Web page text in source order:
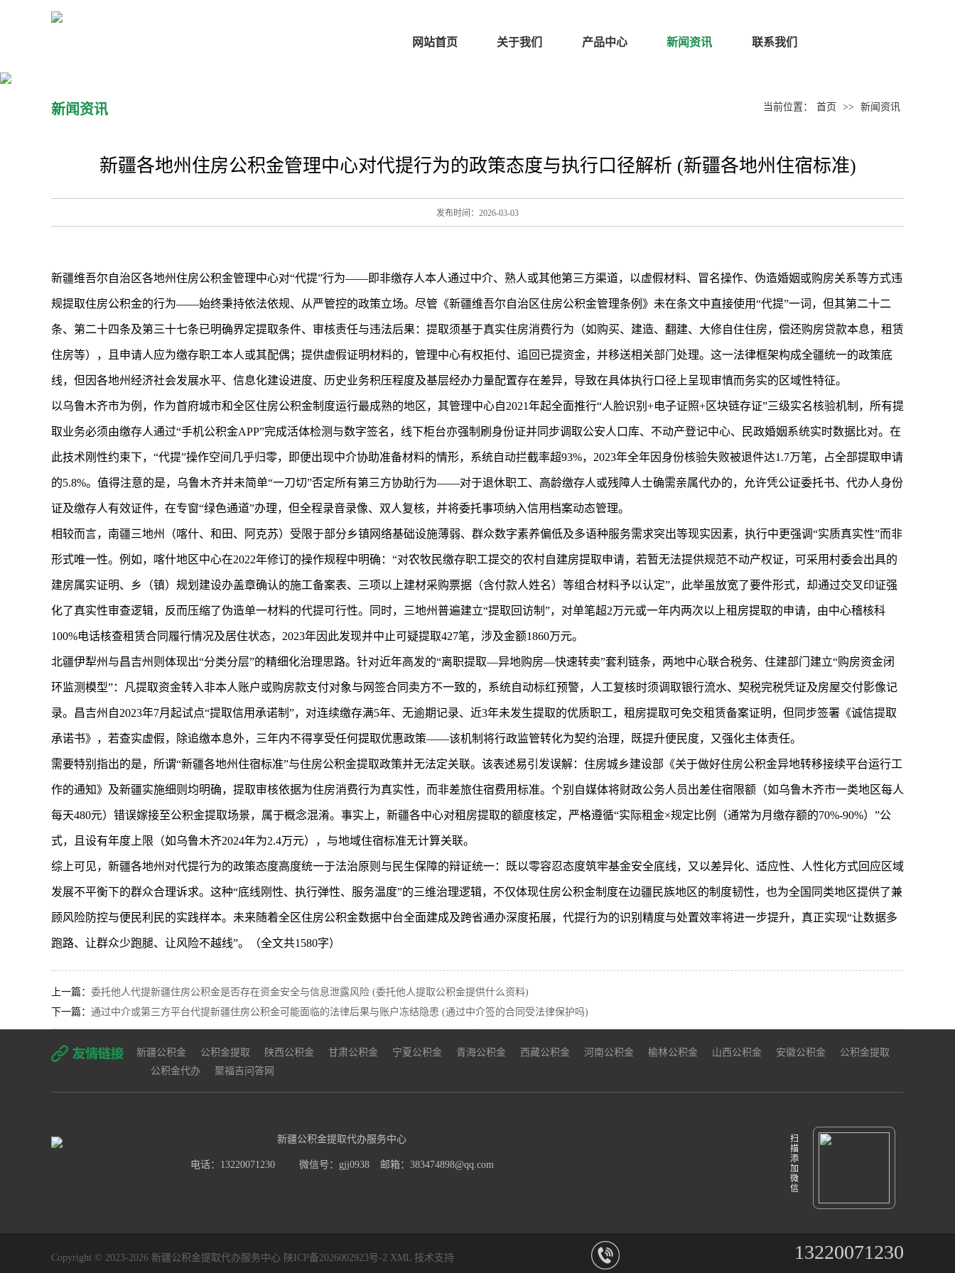
网站首页 关于我们 产品中心 新闻资讯 联系我们
新闻资讯 当前位置： 首页 >> 新闻资讯
新疆各地州住房公积金管理中心对代提行为的政策态度与执行口径解析 (新疆各地州住宿标准)
发布时间：2026-03-03
新疆维吾尔自治区各地州住房公积金管理中心对“代提”行为——即非缴存人本人通过中介、熟人或其他第三方渠道，以虚假材料、冒名操作、伪造婚姻或购房关系等方式违
规提取住房公积金的行为——始终秉持依法依规、从严管控的政策立场。尽管《新疆维吾尔自治区住房公积金管理条例》未在条文中直接使用“代提”一词，但其第二十二
条、第二十四条及第三十七条已明确界定提取条件、审核责任与违法后果：提取须基于真实住房消费行为（如购买、建造、翻建、大修自住住房，偿还购房贷款本息，租赁
住房等），且申请人应为缴存职工本人或其配偶；提供虚假证明材料的，管理中心有权拒付、追回已提资金，并移送相关部门处理。这一法律框架构成全疆统一的政策底
线，但因各地州经济社会发展水平、信息化建设进度、历史业务积压程度及基层经办力量配置存在差异，导致在具体执行口径上呈现审慎而务实的区域性特征。
以乌鲁木齐市为例，作为首府城市和全区住房公积金制度运行最成熟的地区，其管理中心自2021年起全面推行“人脸识别+电子证照+区块链存证”三级实名核验机制，所有提
取业务必须由缴存人通过“手机公积金APP”完成活体检测与数字签名，线下柜台亦强制刷身份证并同步调取公安人口库、不动产登记中心、民政婚姻系统实时数据比对。在
此技术刚性约束下，“代提”操作空间几乎归零，即便出现中介协助准备材料的情形，系统自动拦截率超93%，2023年全年因身份核验失败被退件达1.7万笔，占全部提取申请
的5.8%。值得注意的是，乌鲁木齐并未简单“一刀切”否定所有第三方协助行为——对于退休职工、高龄缴存人或残障人士确需亲属代办的，允许凭公证委托书、代办人身份
证及缴存人有效证件，在专窗“绿色通道”办理，但全程录音录像、双人复核，并将委托事项纳入信用档案动态管理。
相较而言，南疆三地州（喀什、和田、阿克苏）受限于部分乡镇网络基础设施薄弱、群众数字素养偏低及多语种服务需求突出等现实因素，执行中更强调“实质真实性”而非
形式唯一性。例如，喀什地区中心在2022年修订的操作规程中明确：“对农牧民缴存职工提交的农村自建房提取申请，若暂无法提供规范不动产权证，可采用村委会出具的
建房属实证明、乡（镇）规划建设办盖章确认的施工备案表、三项以上建材采购票据（含付款人姓名）等组合材料予以认定”，此举虽放宽了要件形式，却通过交叉印证强
化了真实性审查逻辑，反而压缩了伪造单一材料的代提可行性。同时，三地州普遍建立“提取回访制”，对单笔超2万元或一年内两次以上租房提取的申请，由中心稽核科
100%电话核查租赁合同履行情况及居住状态，2023年因此发现并中止可疑提取427笔，涉及金额1860万元。
北疆伊犁州与昌吉州则体现出“分类分层”的精细化治理思路。针对近年高发的“离职提取—异地购房—快速转卖”套利链条，两地中心联合税务、住建部门建立“购房资金闭
环监测模型”：凡提取资金转入非本人账户或购房款支付对象与网签合同卖方不一致的，系统自动标红预警，人工复核时须调取银行流水、契税完税凭证及房屋交付影像记
录。昌吉州自2023年7月起试点“提取信用承诺制”，对连续缴存满5年、无逾期记录、近3年未发生提取的优质职工，租房提取可免交租赁备案证明，但同步签署《诚信提取
承诺书》，若查实虚假，除追缴本息外，三年内不得享受任何提取优惠政策——该机制将行政监管转化为契约治理，既提升便民度，又强化主体责任。
需要特别指出的是，所谓“新疆各地州住宿标准”与住房公积金提取政策并无法定关联。该表述易引发误解：住房城乡建设部《关于做好住房公积金异地转移接续平台运行工
作的通知》及新疆实施细则均明确，提取审核依据为住房消费行为真实性，而非差旅住宿费用标准。个别自媒体将财政公务人员出差住宿限额（如乌鲁木齐市一类地区每人
每天480元）错误嫁接至公积金提取场景，属于概念混淆。事实上，新疆各中心对租房提取的额度核定，严格遵循“实际租金×规定比例（通常为月缴存额的70%-90%）”公
式，且设有年度上限（如乌鲁木齐2024年为2.4万元），与地域住宿标准无计算关联。
综上可见，新疆各地州对代提行为的政策态度高度统一于法治原则与民生保障的辩证统一：既以零容忍态度筑牢基金安全底线，又以差异化、适应性、人性化方式回应区域
发展不平衡下的群众合理诉求。这种“底线刚性、执行弹性、服务温度”的三维治理逻辑，不仅体现住房公积金制度在边疆民族地区的制度韧性，也为全国同类地区提供了兼
顾风险防控与便民利民的实践样本。未来随着全区住房公积金数据中台全面建成及跨省通办深度拓展，代提行为的识别精度与处置效率将进一步提升，真正实现“让数据多
跑路、让群众少跑腿、让风险不越线”。（全文共1580字）
上一篇： 委托他人代提新疆住房公积金是否存在资金安全与信息泄露风险 (委托他人提取公积金提供什么资料)
下一篇： 通过中介或第三方平台代提新疆住房公积金可能面临的法律后果与账户冻结隐患 (通过中介签的合同受法律保护吗)
新疆公积金 公积金提取 陕西公积金 甘肃公积金 宁夏公积金 青海公积金 西藏公积金 河南公积金 榆林公积金 山西公积金 安徽公积金
公积金提取
公积金代办
聚福吉问答网
新疆公积金提取代办服务中心
电话：13220071230 微信号：gjj0938 邮箱：383474898@qq.com
扫
描
添
加
微
信
Copyright © 2023-2026 新疆公积金提取代办服务中心 陕ICP备2026002923号-2 XML 技术支持 13220071230